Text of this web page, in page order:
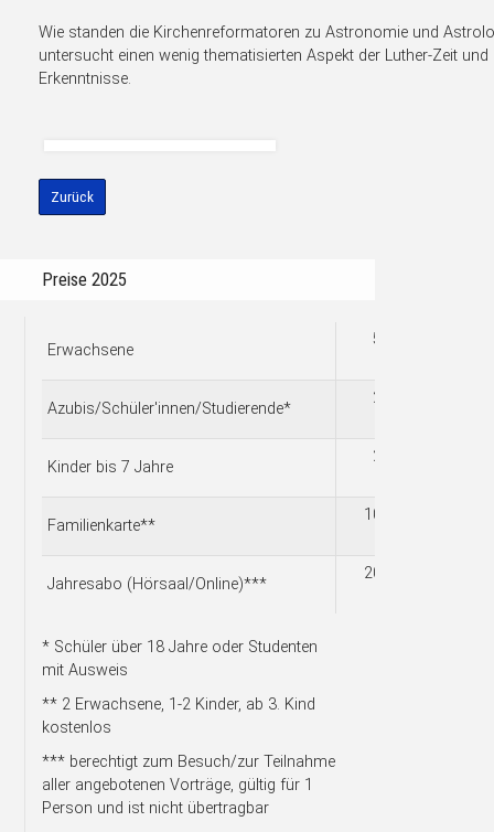
Wie standen die Kirchenreformatoren zu Astronomie und
untersucht einen wenig thematisierten Aspekt der Luther-Zeit
Erkenntnisse.
Zurück
Preise 2025
Erwachsene
5,00
Azubis/Schüler'innen/Studierende*
2,50
Kinder bis 7 Jahre
2,00
Familienkarte**
10,00
Jahresabo (Hörsaal/Online)***
20,00
* Schüler über 18 Jahre oder Studenten
mit Ausweis
** 2 Erwachsene, 1-2 Kinder, ab 3. Kind
kostenlos
*** berechtigt zum Besuch/zur Teilnahme
aller angebotenen Vorträge, gültig für 1
Person und ist nicht übertragbar